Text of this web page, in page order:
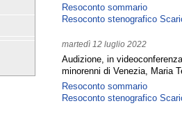
Resoconto sommario
Resoconto stenografico
martedì 12 luglio 2022
Audizione, in
minorenni di Venezia, Maria
Resoconto sommario
Resoconto stenografico